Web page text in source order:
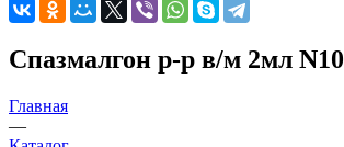
Спазмалгон р-р в/м 2мл N10
Главная
—